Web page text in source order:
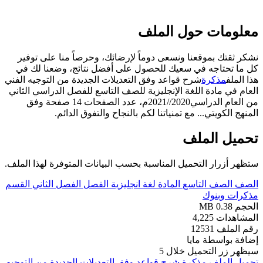
معلومات حول الملف
نشكر ثقتك بموقعنا ونسعى دوماً لإرضائك، وحرصاً منا على توفير
كل ما تحتاجه في سعيك للحصول على أفضل نتائج، وضعنا لك في
هذا الملفمذكرةشرح قواعد وفق التعديلات الجديدة من التوجيه الفني
العام في مادة اللغة الإنجليزية للصف التاسع للفصل الدراسي الثاني
من العام الدراسي2020//2021م، عدد الصفحات 14 صفحة وفق
المنهج الكويتي... مع تمنياتنا لكم بالنجاح والتفوق الدائم.
تحميل الملف
ستظهر أزرار التحميل المناسبة بحسب البيانات المتوفرة لهذا الملف.
الصف الصف التاسع المادة لغة انجليزية الفصل الفصل الثاني
القسم
مذكرات وبنوك
الحجم 0.38 MB
المشاهدات 4,225
رقم الملف 12531
إضافة بواسطة مايا
سيظهر زر التحميل خلال 5